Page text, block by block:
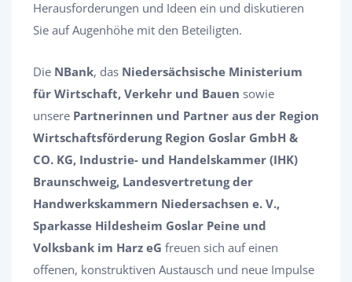
Herausforderungen und Ideen ein und diskutieren
Sie auf Augenhöhe mit den Beteiligten.
Die NBank, das Niedersächsische Ministerium
für Wirtschaft, Verkehr und Bauen sowie
unsere Partnerinnen und Partner aus der Region
Wirtschaftsförderung Region Goslar GmbH &
CO. KG, Industrie- und Handelskammer (IHK)
Braunschweig, Landesvertretung der
Handwerkskammern Niedersachsen e. V.,
Sparkasse Hildesheim Goslar Peine und
Volksbank im Harz eG freuen sich auf einen
offenen, konstruktiven Austausch und neue Impulse